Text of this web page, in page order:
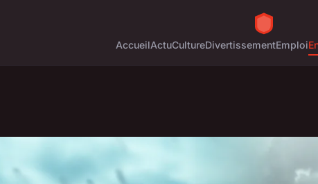
AccueilActuCultureDivertissementEmploi